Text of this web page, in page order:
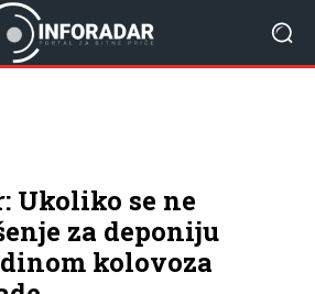
Ukoliko se ne
za deponiju
kolovoza